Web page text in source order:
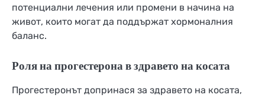
потенциални лечения или промени в начина на
живот, които могат да поддържат хормоналния
баланс.
Роля на прогестерона в здравето на косата
Прогестеронът допринася за здравето на косата,